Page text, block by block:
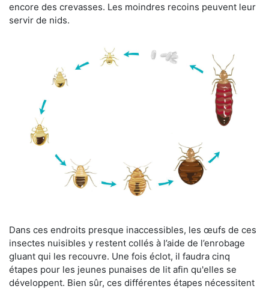
encore des crevasses. Les moindres recoins peuvent leur
servir de nids.
Dans ces endroits presque inaccessibles, les œufs de ces
insectes nuisibles y restent collés à l’aide de l’enrobage
gluant qui les recouvre. Une fois éclot, il faudra cinq
étapes pour les jeunes punaises de lit afin qu'elles se
développent. Bien sûr, ces différentes étapes nécessitent